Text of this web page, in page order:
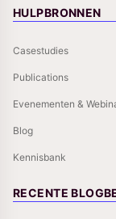
HULPBRONNEN
Casestudies
Publications
Evenementen &
Blog
Kennisbank
RECENTE